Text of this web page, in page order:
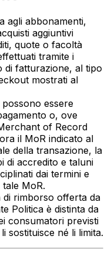
agli abbonamenti,
aggiuntivi
quote o facoltà
tramite i
di fatturazione, al tipo
mostrati al
essere
o, ove
of Record
il MoR indicato al
della transazione, la
di accredito e taluni
dai termini e
MoR.
di rimborso offerta da
Politica è distinta da
consumatori previsti
sostituisce né li limita.